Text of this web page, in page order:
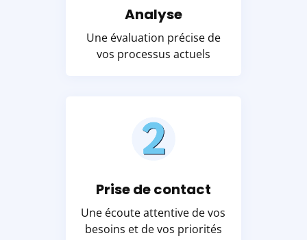
Analyse
Une évaluation précise de
vos processus actuels
Prise de contact
Une écoute attentive de vos
besoins et de vos priorités